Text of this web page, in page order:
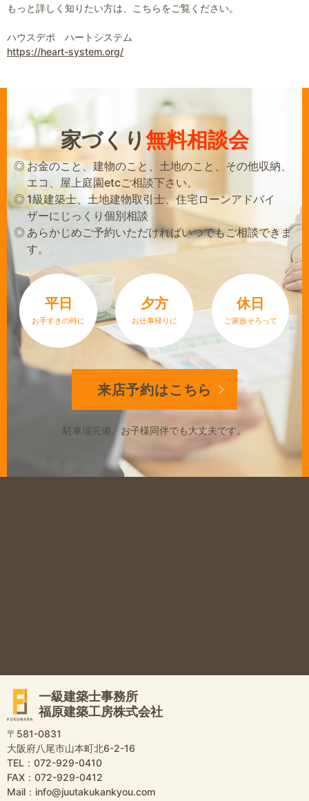
もっと詳しく知りたい方は、こちらをご覧ください。
ハウスデポ ハートシステム
https://heart-system.org/
家づくり 無料相談会
お金のこと、建物のこと、土地のこと、その他収納、
エコ、屋上庭園etcご相談下さい。
1級建築士、土地建物取引士、住宅ローンアドバイ
ザーにじっくり個別相談
あらかじめご予約いただければいつでもご相談できま
す。
平日
お手すきの時に
夕方
お仕事帰りに
休日
ご家族そろって
来店予約はこちら
駐車場完備。お子様同伴でも大丈夫です。
一級建築士事務所
福原建築工房株式会社
〒581-0831
大阪府八尾市山本町北6-2-16
TEL：072-929-0410
FAX：072-929-0412
Mail：info@juutakukankyou.com